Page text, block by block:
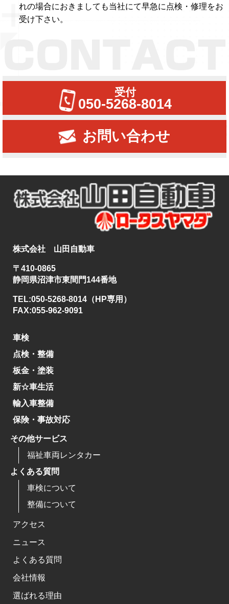
れの場合におきましても当社にて早急に点検・修理をお
受け下さい。
受付
050-5268-8014
お問い合わせ
株式会社 山田自動車
〒410-0865
静岡県沼津市東間門144番地
TEL:050-5268-8014（HP専用）
FAX:055-962-9091
車検
点検・整備
板金・塗装
新☆車生活
輸入車整備
保険・事故対応
その他サービス
福祉車両レンタカー
よくある質問
車検について
整備について
アクセス
ニュース
よくある質問
会社情報
選ばれる理由